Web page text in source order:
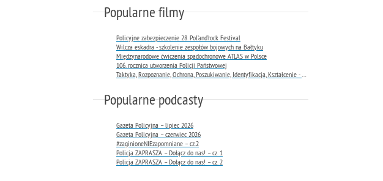
Popularne filmy
Policyjne zabezpieczenie 28. Pol’and’rock Festival
Wilcza eskadra - szkolenie zespołów bojowych na Bałtyku
Międzynarodowe ćwiczenia spadochronowe ATLAS w Polsce
106. rocznica utworzenia Policji Państwowej
Taktyka, Rozpoznanie, Ochrona, Poszukiwanie, Identyfikacja, Kształcenie - TROPIK-9
Popularne podcasty
Gazeta Policyjna – lipiec 2026
Gazeta Policyjna – czerwiec 2026
#zaginioneNIEzapomniane – cz.2
Policja ZAPRASZA – Dołącz do nas! – cz. 1
Policja ZAPRASZA – Dołącz do nas! – cz. 2